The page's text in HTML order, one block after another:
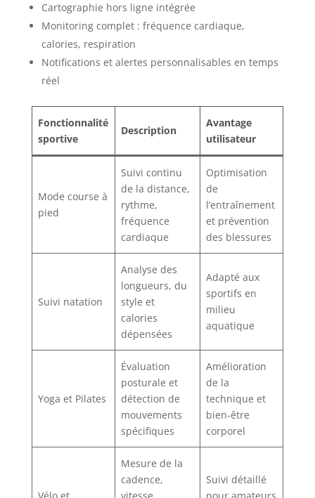
Cartographie hors ligne intégrée
Monitoring complet : fréquence cardiaque,
calories, respiration
Notifications et alertes personnalisables en temps
réel
Fonctionnalité
sportive
Description
Avantage
utilisateur
Mode course à
pied
Suivi continu
de la distance,
rythme,
fréquence
cardiaque
Optimisation
de
l’entraînement
et prévention
des blessures
Suivi natation
Analyse des
longueurs, du
style et
calories
dépensées
Adapté aux
sportifs en
milieu
aquatique
Yoga et Pilates
Évaluation
posturale et
détection de
mouvements
spécifiques
Amélioration
de la
technique et
bien-être
corporel
Mesure de la
cadence,
Suivi détaillé